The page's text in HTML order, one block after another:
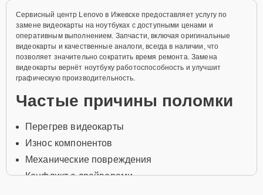
Сервисный центр Lenovo в Ижевске предоставляет услугу по
замене видеокарты на ноутбуках с доступными ценами и
оперативным выполнением. Запчасти, включая оригинальные
видеокарты и качественные аналоги, всегда в наличии, что
позволяет значительно сократить время ремонта. Замена
видеокарты вернёт ноутбуку работоспособность и улучшит
графическую производительность.
Частые причины поломки
Перегрев видеокарты
Износ компонентов
Механические повреждения
Конфликт с драйверами